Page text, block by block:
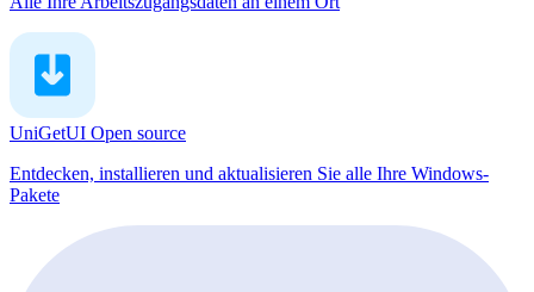
UniGetUI Open source
Entdecken, installieren und aktualisieren Sie alle Ihre Windows-
Pakete